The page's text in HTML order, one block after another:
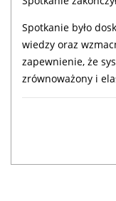
Spotkanie było
wiedzy oraz
zapewnienie, że
zrównoważony i